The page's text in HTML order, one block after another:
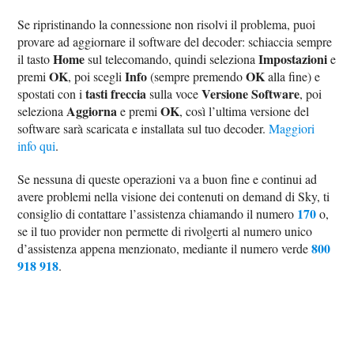
Se ripristinando la connessione non risolvi il problema, puoi
provare ad aggiornare il software del decoder: schiaccia sempre
il tastoHomesul telecomando, quindi selezionaImpostazionie
premiOK, poi scegliInfo(sempre premendoOKalla fine) e
spostati con itasti frecciasulla voceVersione Software, poi
seleziona Aggiornae premiOK, così l’ultima versione del
software sarà scaricata e installata sul tuo decoder.Maggiori
info qui.
Se nessuna di queste operazioni va a buon fine e continui ad
avere problemi nella visione dei contenuti on demand di Sky, ti
consiglio di contattare l’assistenza chiamando il numero 170o,
se il tuo provider non permette di rivolgerti al numero unico
d’assistenza appena menzionato, mediante il numero verde800
918 918.